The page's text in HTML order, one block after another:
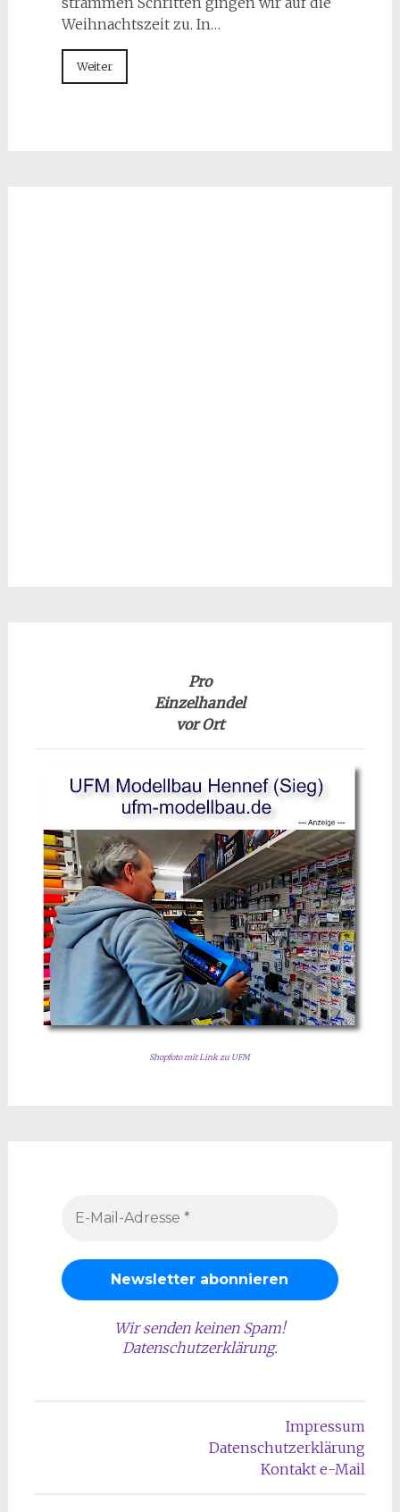
Weihnachtszeit zu. In…
Weiter
Pro
Einzelhandel
vor Ort
Shopfoto mit Link zu UFM
Wir senden keinen Spam!
Datenschutzerklärung.
Impressum
Datenschutzerklärung
Kontakt e-Mail